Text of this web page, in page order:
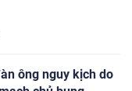
ông nguy kịch do